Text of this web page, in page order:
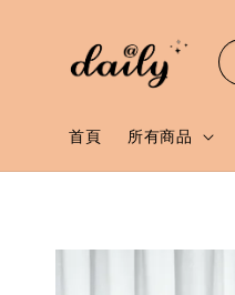
首頁 所有商品